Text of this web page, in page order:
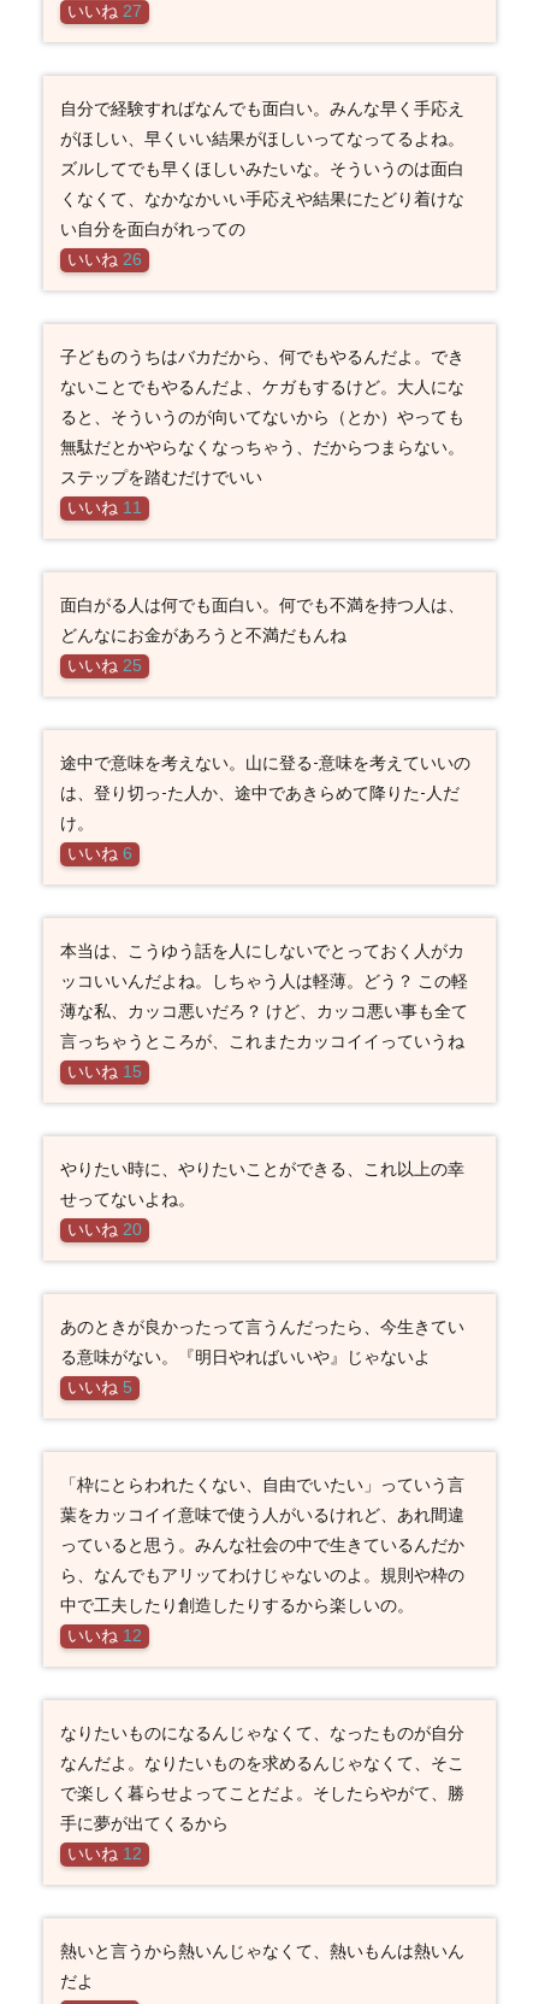
いいね 27
自分で経験すればなんでも面白い。みんな早く手応え
がほしい、早くいい結果がほしいってなってるよね。
ズルしてでも早くほしいみたいな。そういうのは面白
くなくて、なかなかいい手応えや結果にたどり着けな
い自分を面白がれっての
いいね 26
子どものうちはバカだから、何でもやるんだよ。でき
ないことでもやるんだよ、ケガもするけど。大人にな
ると、そういうのが向いてないから（とか）やっても
無駄だとかやらなくなっちゃう、だからつまらない。
ステップを踏むだけでいい
いいね 11
面白がる人は何でも面白い。何でも不満を持つ人は、
どんなにお金があろうと不満だもんね
いいね 25
途中で意味を考えない。山に登る-意味を考えていいの
は、登り切っ-た人か、途中であきらめて降りた-人だ
け。
いいね 6
本当は、こうゆう話を人にしないでとっておく人がカ
ッコいいんだよね。しちゃう人は軽薄。どう？ この軽
薄な私、カッコ悪いだろ？ けど、カッコ悪い事も全て
言っちゃうところが、これまたカッコイイっていうね
いいね 15
やりたい時に、やりたいことができる、これ以上の幸
せってないよね。
いいね 20
あのときが良かったって言うんだったら、今生きてい
る意味がない。『明日やればいいや』じゃないよ
いいね 5
「枠にとらわれたくない、自由でいたい」っていう言
葉をカッコイイ意味で使う人がいるけれど、あれ間違
っていると思う。みんな社会の中で生きているんだか
ら、なんでもアリッてわけじゃないのよ。規則や枠の
中で工夫したり創造したりするから楽しいの。
いいね 12
なりたいものになるんじゃなくて、なったものが自分
なんだよ。なりたいものを求めるんじゃなくて、そこ
で楽しく暮らせよってことだよ。そしたらやがて、勝
手に夢が出てくるから
いいね 12
熱いと言うから熱いんじゃなくて、熱いもんは熱いん
だよ